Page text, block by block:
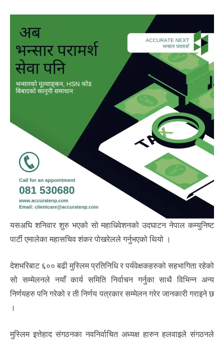
यसअघि शनिवार शुरु भएको सो महाधिवेशनको उदघाटन नेपाल कम्युनिष्ट
पार्टी एमालेका महासचिव शंकर पोखरेलले गर्नुभएको थियो ।
देशभरिबाट ६०० बढी मुस्लिम प्रतिनिधि र पर्यवेक्षकहरुको सहभागिता रहेको
सो सम्मेलनले नयाँ कार्य समिति निर्वाचन गर्नुका साथै विभिन्न अन्य
निर्णयहरु पनि गरेको र ती निर्णय पत्रकार सम्मेलन गरेर जानकारी गराइने छ
।
मुस्लिम इत्तेहाद संगठनका नवनिर्वाचित अध्यक्ष हारुन हलवाइले संगठनले